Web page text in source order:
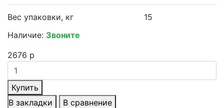
Вес упаковки, кг
15
Наличие: Звоните
2676 р
Купить
В закладки
В сравнение